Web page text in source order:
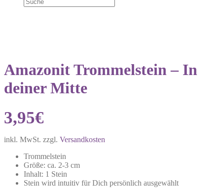
Amazonit Trommelstein – In
deiner Mitte
3,95€
inkl. MwSt. zzgl. Versandkosten
Trommelstein
Größe: ca. 2-3 cm
Inhalt: 1 Stein
Stein wird intuitiv für Dich persönlich ausgewählt